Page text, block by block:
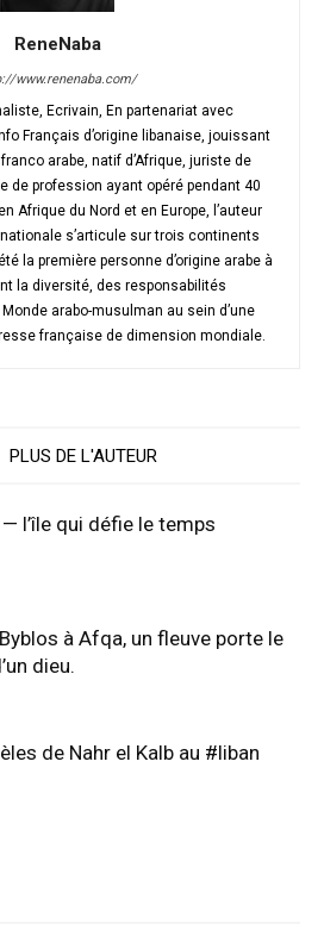
ReneNaba
www.renenaba.com/
Ecrivain, En partenariat avec
Français d’origine libanaise, jouissant
arabe, natif d’Afrique, juriste de
de profession ayant opéré pendant 40
Afrique du Nord et en Europe, l’auteur
s’articule sur trois continents
la première personne d’origine arabe à
la diversité, des responsabilités
arabo-musulman au sein d’une
française de dimension mondiale.
PLUS DE L'AUTEUR
l’île qui défie le temps
à Afqa, un fleuve porte le
dieu.
de Nahr el Kalb au #liban